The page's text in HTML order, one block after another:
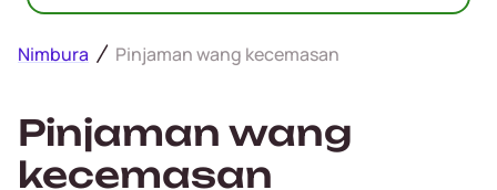
Nimbura Pinjaman wang kecemasan
Pinjaman wang
kecemasan